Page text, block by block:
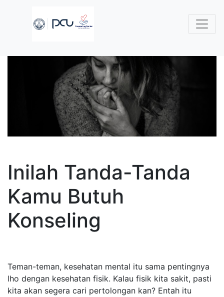
Inilah Tanda-Tanda
Kamu Butuh
Konseling
Teman-teman, kesehatan mental itu sama pentingnya
lho dengan kesehatan fisik. Kalau fisik kita sakit, pasti
kita akan segera cari pertolongan kan? Entah itu